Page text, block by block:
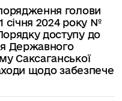
голови
січня 2024 року №
доступу до
Державного
Саксаганської
щодо забезпече